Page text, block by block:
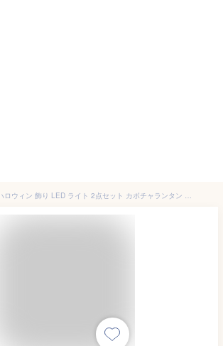
Little Bean® ハロウィン 飾り LED ライト 2点セット カボチャランタン 幽霊 吊り下げ 昼間もしっかり目立つ 装飾 飾り付け ライト 電池式 雰囲気満点 ハロウィングッズ (A型)